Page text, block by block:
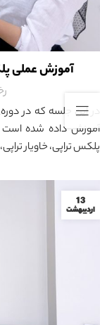
آموزش عملی
در این جلسه که در
آموزش داده شده است
پلکس تراپی، خاویار
13
اردیبهشت